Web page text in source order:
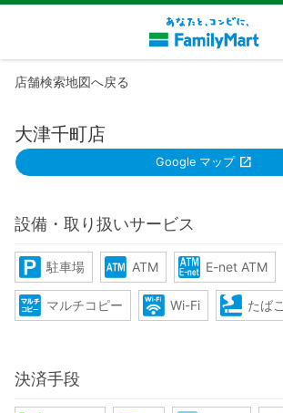
店舗検索地図へ戻る
大津千町店
Google マップ
設備・取り扱いサービス
駐車場 ATM E-net ATM
マルチコピー Wi-Fi たばこ
決済手段